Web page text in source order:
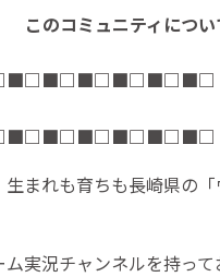
このコミュニティについ
■□■□■□■□■□■□
■□■□■□■□■□■□
生まれも育ちも長崎県の
実況チャンネルを持っ